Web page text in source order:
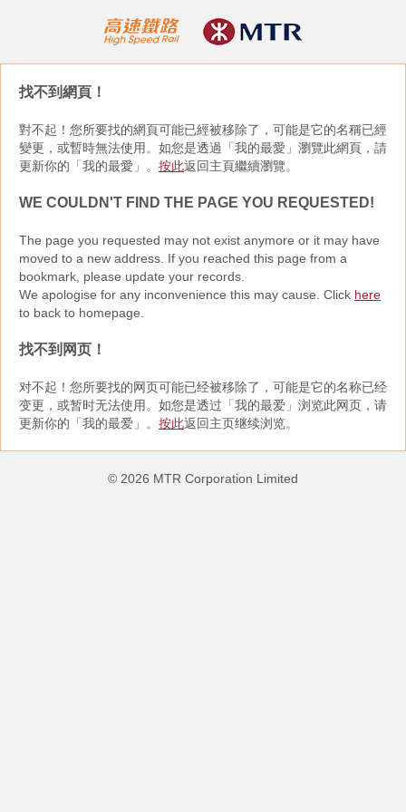
找不到網頁！
對不起！您所要找的網頁可能已經被移除了，可能是它的名稱已經
變更，或暫時無法使用。如您是透過「我的最愛」瀏覽此網頁，請
更新你的「我的最愛」。 按此返回主頁繼續瀏覽。
WE COULDN'T FIND THE PAGE YOU REQUESTED!
The page you requested may not exist anymore or it may have
moved to a new address. If you reached this page from a
bookmark, please update your records.
We apologise for any inconvenience this may cause. Click here
to back to homepage.
找不到网页！
对不起！您所要找的网页可能已经被移除了，可能是它的名称已经
变更，或暂时无法使用。如您是透过「我的最爱」浏览此网页，请
更新你的「我的最爱」。 按此返回主页继续浏览。
© 2026 MTR Corporation Limited